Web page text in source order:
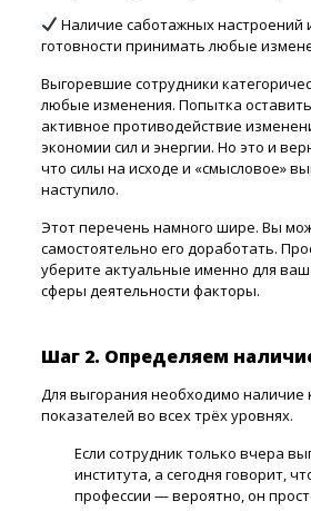
Наличие саботажных настроений
готовности принимать любые
Выгоревшие сотрудники
любые изменения. Попытка оставить
активное противодействие
экономии сил и энергии. Но это и
что силы на исходе и «смысловое»
наступило.
Этот перечень намного шире. Вы
самостоятельно его доработать.
уберите актуальные именно для
сферы деятельности факторы.
Шаг 2. Определяем
Для выгорания необходимо наличие
показателей во всех трёх уровнях.
Если сотрудник только вчера
института, а сегодня говорит,
профессии — вероятно, он